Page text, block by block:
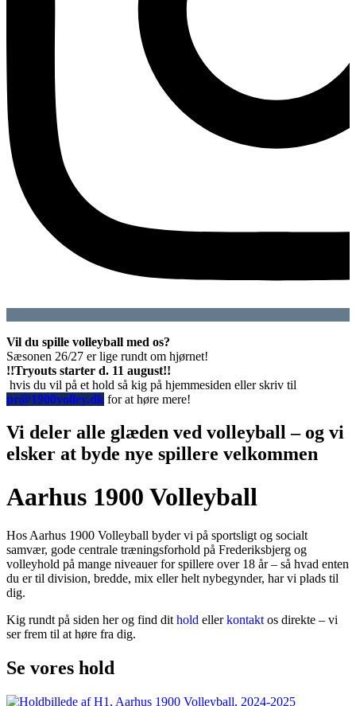
Vil du spille volleyball med os?
Sæsonen 26/27 er lige rundt om hjørnet!
!!Tryouts starter d. 11 august!!
hvis du vil på et hold så kig på hjemmesiden eller skriv til
pr@1900volley.dk for at høre mere!
Vi deler alle glæden ved volleyball – og vi
elsker at byde nye spillere velkommen
Aarhus 1900 Volleyball
Hos Aarhus 1900 Volleyball byder vi på sportsligt og socialt
samvær, gode centrale træningsforhold på Frederiksbjerg og
volleyhold på mange niveauer for spillere over 18 år – så hvad enten
du er til division, bredde, mix eller helt nybegynder, har vi plads til
dig.
Kig rundt på siden her og find dit hold ellerkontakt os direkte – vi
ser frem til at høre fra dig.
Se vores hold